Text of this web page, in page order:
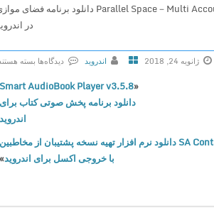
Parallel Space－Multi Accounts v4.0.8433 دانلود برنامه فضای موازی
در اندروید
ژانویه 24, 2018 اندروید
دیدگاه‌ها
ر
ا
P
a
l
بسته هستند
Smart AudioBook Player v3.5.8
دانلود برنامه پخش صوتی کتاب برای
اندروید
SA Contacts 2.8.10 Full دانلود نرم افزار تهیه نسخه پشتیبان از مخاطبین
با خروجی اکسل برای اندروید»